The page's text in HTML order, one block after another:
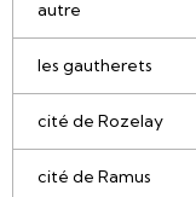
autre
les gautherets
cité de Rozelay
cité de Ramus